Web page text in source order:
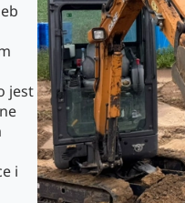
jest
i